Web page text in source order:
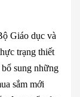
Giáo dục và
trạng thiết
sung những
sắm mới